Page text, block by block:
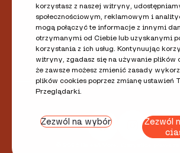
korzystasz z naszej witryny,
społecznościowym, reklamowym i
mogą połączyć te informacje z innymi
otrzymanymi od Ciebie lub uzyskanymi
korzystania z ich usług. Kontynuując
witryny, zgadasz się na używanie plików
że zawsze możesz zmienić zasady
plików cookies poprzez zmianę ustawień
Przeglądarki.
Zezwól na wybór
Zezwól